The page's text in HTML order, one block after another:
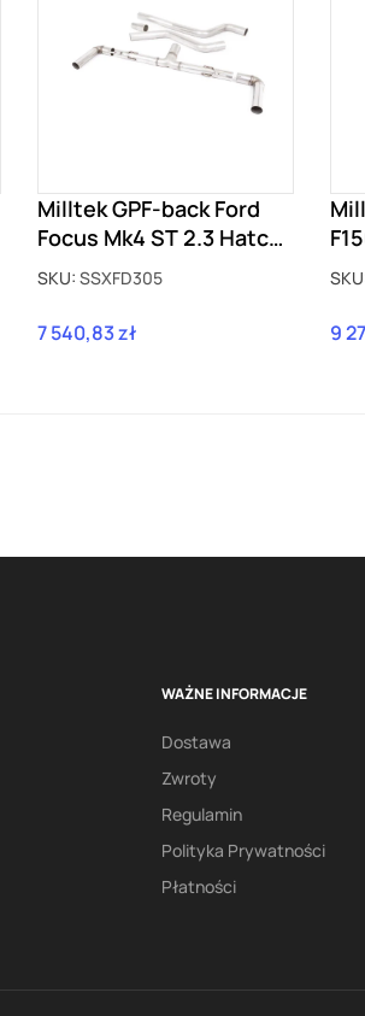
Milltek GPF-back Ford
Focus Mk4 ST 2.3 Hatch
z GPF SSXFD305
SKU: SSXFD305
Cena
7 540,83 zł 9
WAŻNE INFORMACJE
Dostawa
Zwroty
Regulamin
Polityka Prywatności
Płatności